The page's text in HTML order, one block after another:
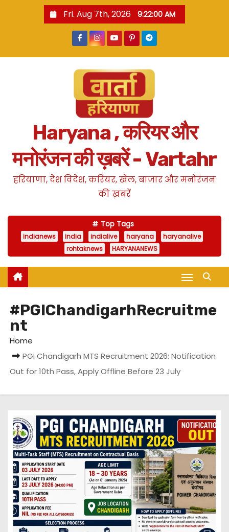
Fri. Aug 7th, 2026 9:22:00 AM
Haryana , करियर और
मनोरंजन की ख़बरें - Vartahr
हरियाणा, देश विदेश, करियर, खेल, बाजार और मनोरंजन
की ख़बरें
Top Tags
indianews india indialive haryana
haryanalive
rohtaknews
HARYANANEWS
#PGIChandigarhRecruitme
nt
Home
PGI Chandigarh MTS Recruitment 2026: Notification
Out for 10th Pass, Apply Offline Before 23 July